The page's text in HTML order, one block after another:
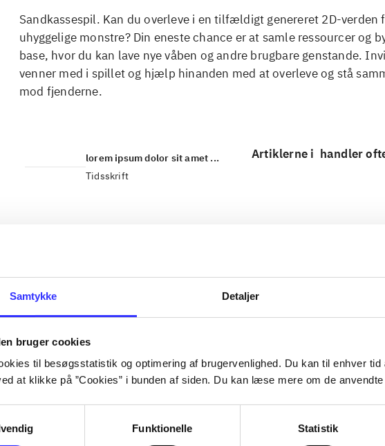
Samtykke Detaljer
bruger cookies
til besøgsstatistik og optimering af brugervenlighed. Du kan til enhver
at klikke på ”Cookies” i bunden af siden. Du kan læse mere om de anvendte
Funktionelle Statistik
Sandkassespil. Kan du overleve i en tilfældigt genereret 2D-verden
uhyggelige monstre? Din eneste chance er at samle ressourcer og
base, hvor du kan lave nye våben og andre brugbare genstande.
venner med i spillet og hjælp hinanden med at overleve og stå
mod fjenderne.
lorem ipsum dolor sit amet ...
Tidsskrift
Artiklerne i handler
...